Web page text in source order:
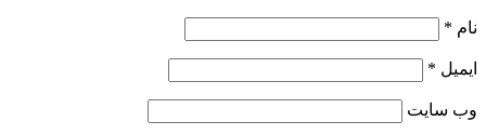
نام *
ایمیل *
وب‌ سایت